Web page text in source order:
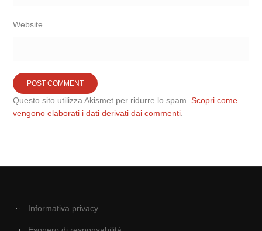
Website
Questo sito utilizza Akismet per ridurre lo spam.Scopri come
vengono elaborati i dati derivati dai commenti
Informativa privacy